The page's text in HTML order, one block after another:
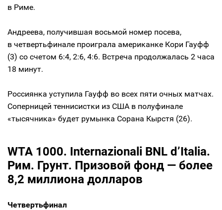
в Риме.
Андреева, получившая восьмой номер посева,
в четвертьфинале проиграла американке Кори Гауфф
(3) со счетом 6:4, 2:6, 4:6. Встреча продолжалась 2 часа
18 минут.
Россиянка уступила Гауфф во всех пяти очных матчах.
Соперницей теннисистки из США в полуфинале
«тысячника» будет румынка Сорана Кырстя (26).
WTA 1000. Internazionali BNL d’Italia.
Рим. Грунт. Призовой фонд — более
8,2 миллиона долларов
Четвертьфинал